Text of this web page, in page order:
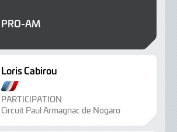
PRO-AM
Loris Cabirou
B
e
l
g
PARTICIPATION
Circuit Paul Armagnac de Nogaro